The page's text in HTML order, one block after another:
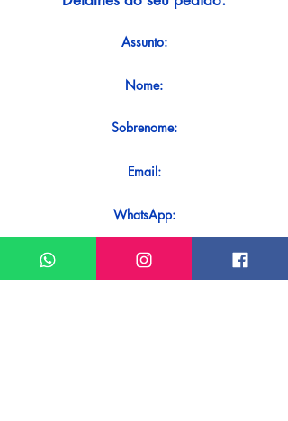
Assunto:
Nome:
Sobrenome:
Email:
WhatsApp:
Mensagem: